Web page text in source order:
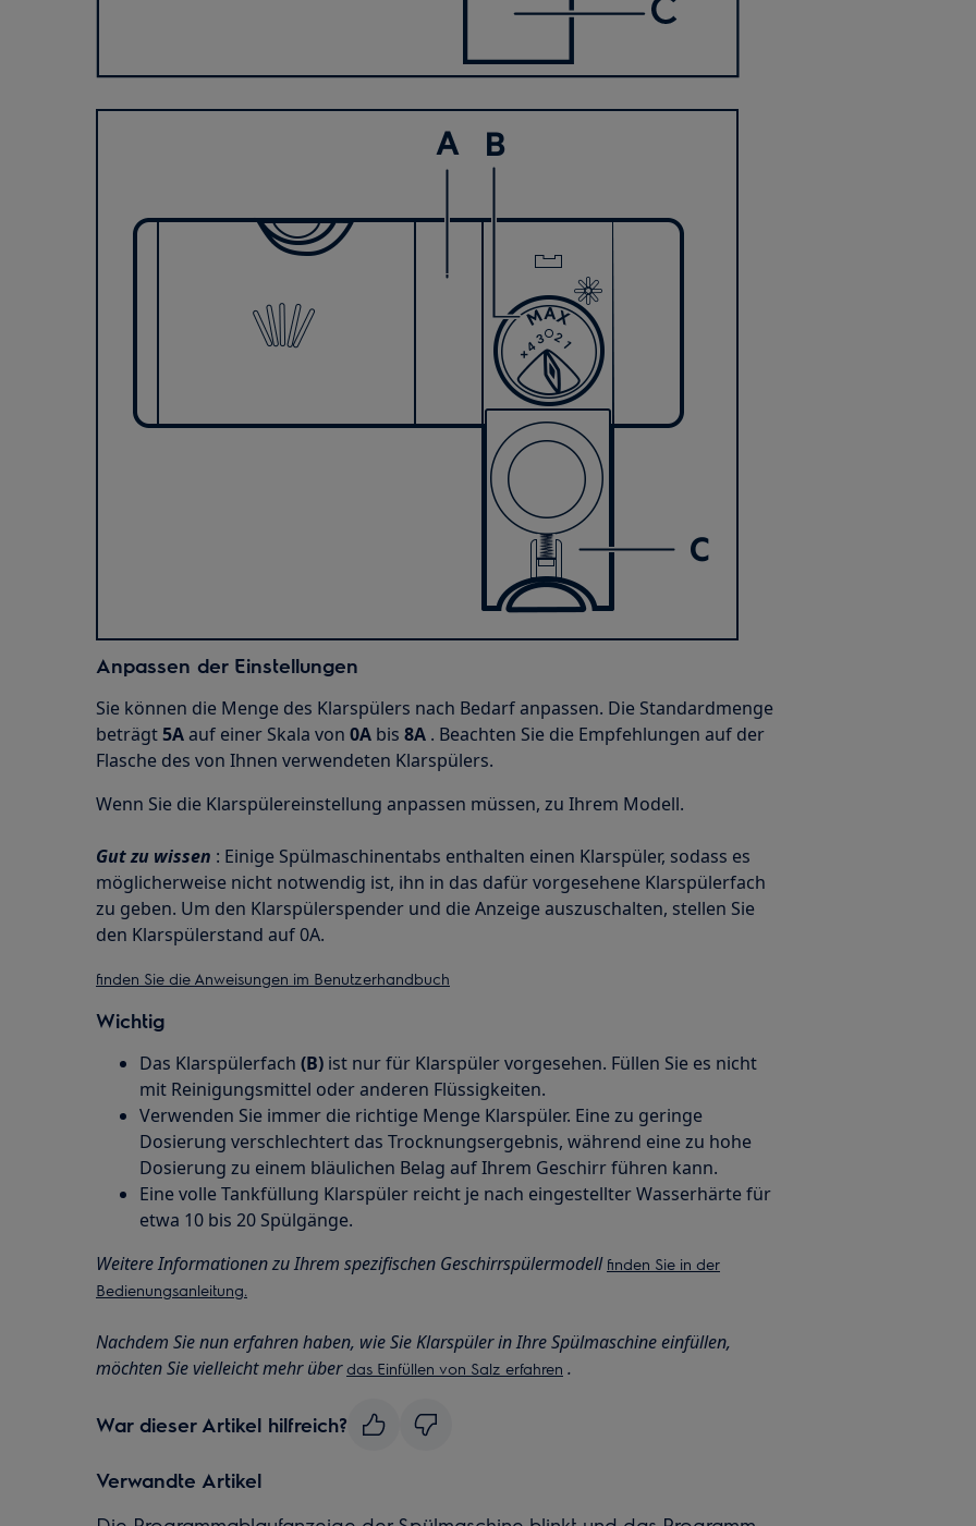
Anpassen der Einstellungen
Sie können die Menge des Klarspülers nach Bedarf anpassen. Die Standardmenge
beträgt5Aauf einer Skala von 0A bis 8A . Beachten Sie die Empfehlungen auf der
Flasche des von Ihnen verwendeten Klarspülers.
Wenn Sie die Klarspülereinstellung anpassen müssen, zu Ihrem Modell.
Gut zu wissen : Einige Spülmaschinentabs enthalten einen Klarspüler, sodass es
möglicherweise nicht notwendig ist, ihn in das dafür vorgesehene Klarspülerfach
zu geben. Um den Klarspülerspender und die Anzeige auszuschalten, stellen Sie
den Klarspülerstand auf 0A.
finden Sie die Anweisungen im Benutzerhandbuch
Wichtig
Das Klarspülerfach (B) ist nur für Klarspüler vorgesehen. Füllen Sie es nicht
mit Reinigungsmittel oder anderen Flüssigkeiten.
Verwenden Sie immer die richtige Menge Klarspüler. Eine zu geringe
Dosierung verschlechtert das Trocknungsergebnis, während eine zu hohe
Dosierung zu einem bläulichen Belag auf Ihrem Geschirr führen kann.
Eine volle Tankfüllung Klarspüler reicht je nach eingestellter Wasserhärte für
etwa 10 bis 20 Spülgänge.
Weitere Informationen zu Ihrem spezifischen Geschirrspülermodell finden Sie in der
Bedienungsanleitung.
Nachdem Sie nun erfahren haben, wie Sie Klarspüler in Ihre Spülmaschine einfüllen,
möchten Sie vielleicht mehr überdas Einfüllen von Salz erfahren .
War dieser Artikel hilfreich?
Verwandte Artikel